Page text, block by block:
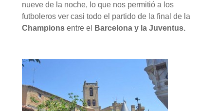
nueve de la noche, lo que nos permitió a los
futboleros ver casi todo el partido de la final de la
Championsentre el Barcelona y la Juventus.